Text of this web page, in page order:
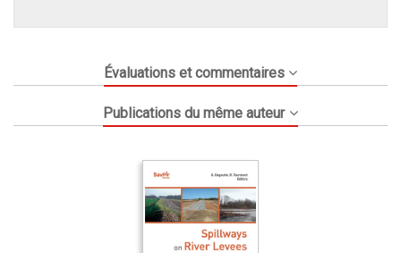
Évaluations et commentaires
Publications du même auteur